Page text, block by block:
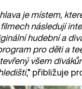
je místem,
následují
hudební a
pro děti a
všem
,“ přibližuje